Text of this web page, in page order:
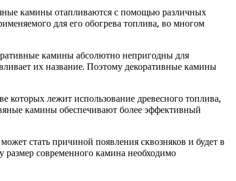
камины отапливаются с помощью различных
для его обогрева топлива, во многом
камины абсолютно непригодны для
их название. Поэтому декоративные камины
которых лежит использование древесного топлива,
камины обеспечивают более эффективный
стать причиной появления сквозняков и будет в
современного камина необходимо